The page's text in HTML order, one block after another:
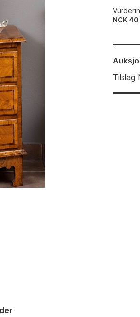
NOK
Tilslag